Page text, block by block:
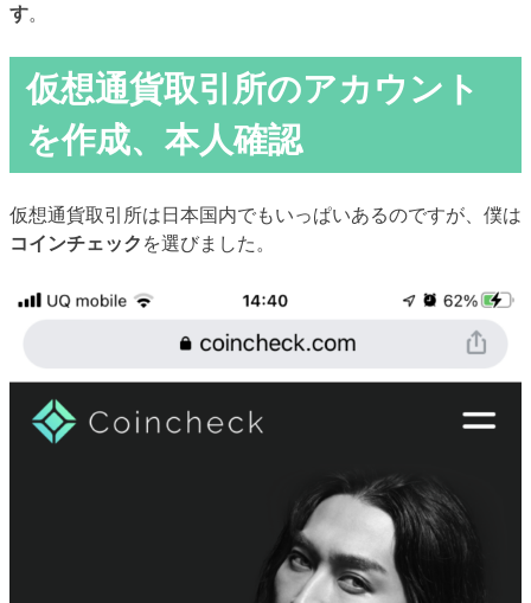
す。
仮想通貨取引所のアカウント
を作成、本人確認
仮想通貨取引所は日本国内でもいっぱいあるのですが、僕は
コインチェック を選びました。